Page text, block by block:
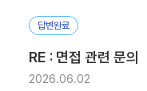
답변완료
RE : 면접 관련 문의
2026.06.02